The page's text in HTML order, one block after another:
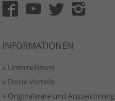
INFORMATIONEN
» Unternehmen
» Deine Vorteile
» Originalware und